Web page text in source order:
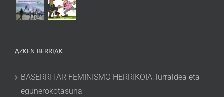
AZKEN BERRIAK
BASERRITAR FEMINISMO HERRIKOIA: lurraldea eta
egunerokotasuna